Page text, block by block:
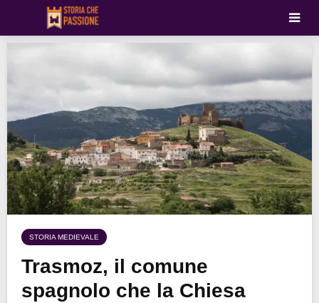
STORIA MEDIEVALE
Trasmoz, il comune
spagnolo che la Chiesa